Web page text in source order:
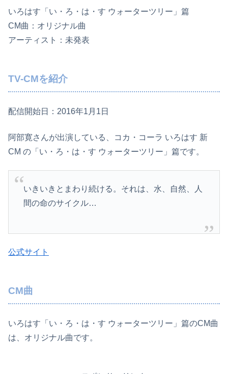
いろはす「い・ろ・は・す ウォーターツリー」篇
CM曲：オリジナル曲
アーティスト：未発表
TV-CMを紹介
配信開始日：2016年1月1日
阿部寛さんが出演している、コカ・コーラ いろはす 新
CM の「い・ろ・は・す ウォーターツリー」篇です。
いきいきとまわり続ける­。それは、水、自然、人
間の命のサイクル…
公式サイト
CM曲
いろはす「い・ろ・は・す ウォーターツリー」篇のCM曲
は、オリジナル曲です。